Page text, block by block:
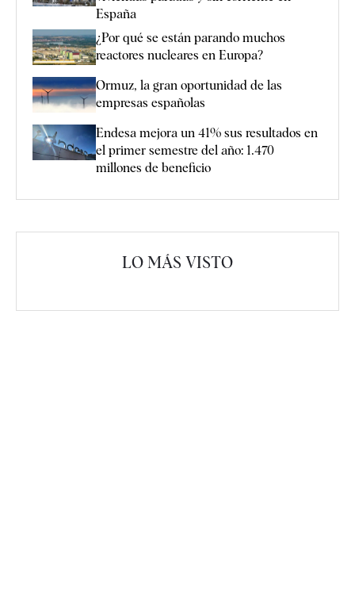
España
¿Por qué se están parando muchos
reactores nucleares en Europa?
Ormuz, la gran oportunidad de las
empresas españolas
Endesa mejora un 41% sus resultados en
el primer semestre del año: 1.470
millones de beneficio
LO MÁS VISTO